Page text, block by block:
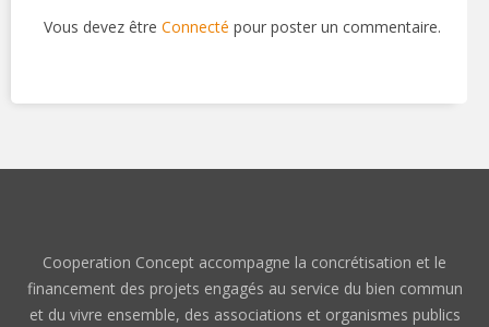
Vous devez être Connecté pour poster un commentaire.
Cooperation Concept accompagne la concrétisation et le
financement des projets engagés au service du bien commun
et du vivre ensemble, des associations et organismes publics